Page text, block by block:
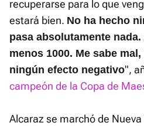
recuperarse para lo que
estará bien. No ha hecho
pasa absolutamente
menos 1000. Me sabe
ningún efecto negativo",
campeón de la Copa de
Alcaraz se marchó de